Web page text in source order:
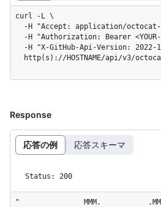
curl -L \
http(s)://HOSTNAME/api/v3/
Response
応答の例 応答スキーマ
Status: 200
"               MMM.